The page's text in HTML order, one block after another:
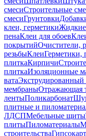
смесиСтроительные
смесиГрунтовки
клеи, герметикиЖидкие
пенаКлеи для обоев
покрытийОчистители,
резьбыКлеиГерметики,
плиткаКирпичи
плиткаИзоляционные
ватаЭкструдированный
мембраныОтражающая
лентыПоликарбонат
плитные и
ЛДСПМебельные щиты
плитыПиломатериалы
строительства